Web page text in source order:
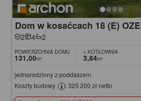
Dom w kosaćcach 18 (E) OZE
2 4 2
POWIERZCHNIA DOMU
131,00m²
+ KOTŁOWNIA
3,84m²
jednorodzinny z poddaszem
Koszty budowy
: 325 200 zł netto